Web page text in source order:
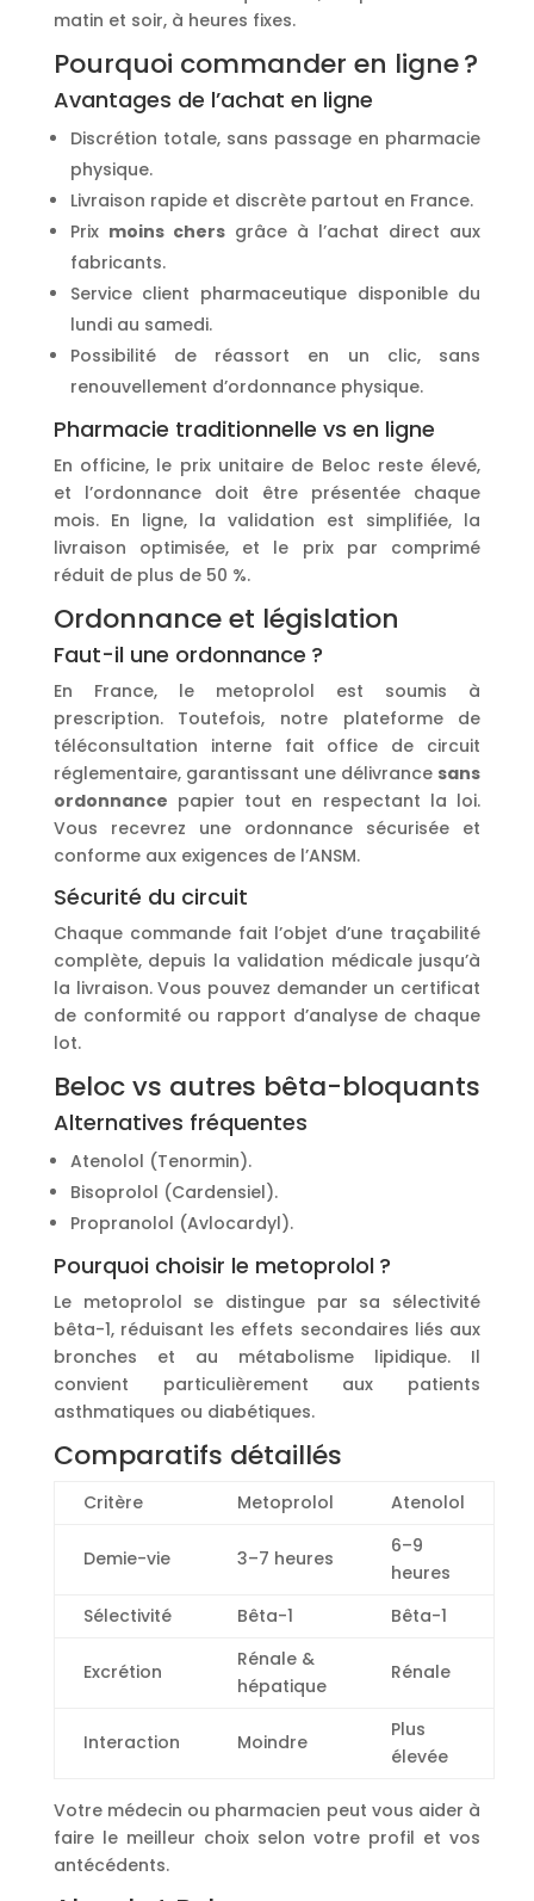
matin et soir, à heures fixes.
Pourquoi commander en ligne ?
Avantages de l’achat en ligne
Discrétion totale, sans passage en pharmacie
physique.
Livraison rapide et discrète partout en France.
Prix moins chersgrâce à l’achat direct aux
fabricants.
Service client pharmaceutique disponible du
lundi au samedi.
Possibilité de réassort en un clic, sans
renouvellement d’ordonnance physique.
Pharmacie traditionnelle vs en ligne
En officine, le prix unitaire de Beloc reste élevé,
et l’ordonnance doit être présentée chaque
mois. En ligne, la validation est simplifiée, la
livraison optimisée, et le prix par comprimé
réduit de plus de 50 %.
Ordonnance et législation
Faut-il une ordonnance ?
En France, le metoprolol est soumis à
prescription. Toutefois, notre plateforme de
téléconsultation interne fait office de circuit
réglementaire, garantissant une délivrance sans
ordonnance papier tout en respectant la loi.
Vous recevrez une ordonnance sécurisée et
conforme aux exigences de l’ANSM.
Sécurité du circuit
Chaque commande fait l’objet d’une traçabilité
complète, depuis la validation médicale jusqu’à
la livraison. Vous pouvez demander un certificat
de conformité ou rapport d’analyse de chaque
lot.
Beloc vs autres bêta-bloquants
Alternatives fréquentes
Atenolol (Tenormin).
Bisoprolol (Cardensiel).
Propranolol (Avlocardyl).
Pourquoi choisir le metoprolol ?
Le metoprolol se distingue par sa sélectivité
bêta-1, réduisant les effets secondaires liés aux
bronches et au métabolisme lipidique. Il
convient particulièrement aux patients
asthmatiques ou diabétiques.
Comparatifs détaillés
Critère Metoprolol Atenolol
Demie-vie 3–7 heures
6–9
heures
Sélectivité
Bêta-1 Bêta-1
Excrétion
Rénale &
hépatique
Rénale
Interaction Moindre
Plus
élevée
Votre médecin ou pharmacien peut vous aider à
faire le meilleur choix selon votre profil et vos
antécédents.